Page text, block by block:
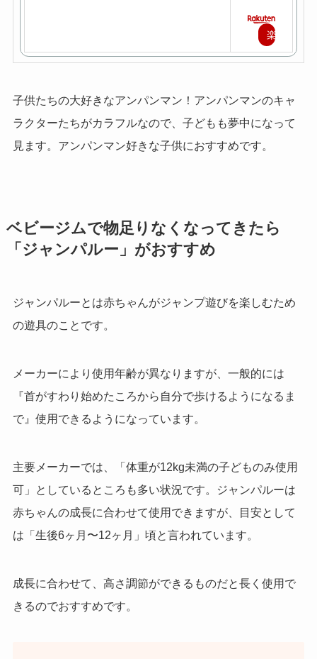
楽
天
購
入
子供たちの大好きなアンパンマン！アンパンマンのキャ
ラクターたちがカラフルなので、子どもも夢中になって
見ます。アンパンマン好きな子供におすすめです。
ベビージムで物足りなくなってきたら
「ジャンパルー」がおすすめ
ジャンパルーとは赤ちゃんがジャンプ遊びを楽しむため
の遊具のことです。
メーカーにより使用年齢が異なりますが、一般的には
『首がすわり始めたころから自分で歩けるようになるま
で』使用できるようになっています。
主要メーカーでは、「体重が12kg未満の子どものみ使用
可」としているところも多い状況です。
ジャンパルーは
赤ちゃんの成長に合わせて使用できますが、目安として
は「生後6ヶ月〜12ヶ月」頃と言われています。
成長に合わせて、高さ調節ができるものだと長く使用で
きるのでおすすめです。